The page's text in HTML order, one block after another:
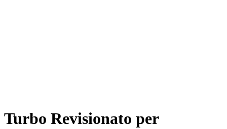
Turbo Revisionato per